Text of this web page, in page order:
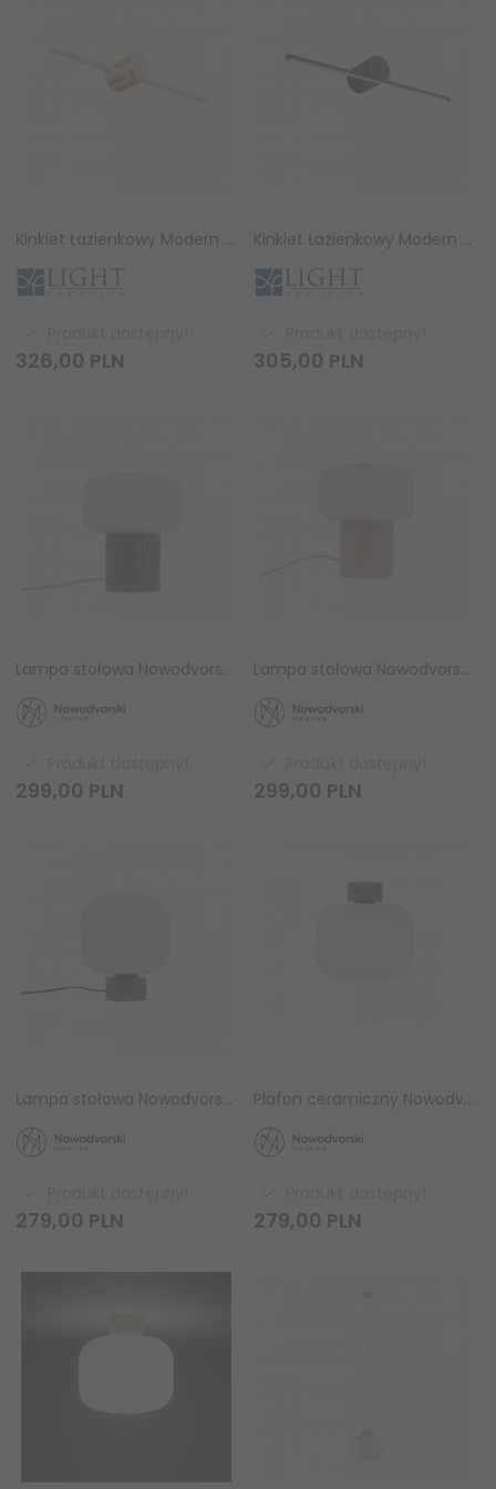
Kinkiet Łazienkowy Modern Slim M Złoty 3000K Light Prestige
326,00 PLN
Kinkiet Łazienkowy Modern Slim M Czarny 3000K Light Prestige
305,00 PLN
Lampa stołowa Nowodvorski TIKA 11979 ceramiczna różowa biurkowa nowoczesna E27
299,00 PLN
Lampa stołowa Nowodvorski TIKA 11980 ceramiczna różowa biurkowa nowoczesna E27
299,00 PLN
Lampa stołowa Nowodvorski AURORA 11973 ceramiczna beżowa gabinetowa Mid-century E27
279,00 PLN
Plafon ceramiczny Nowodvorski AURORA 11971 szary okrągły retro Mid-century E27
279,00 PLN